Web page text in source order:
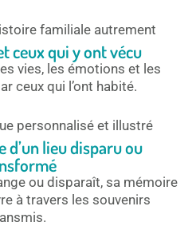
ceux qui y ont vécu
vies, les émotions et les
ceux qui l’ont habité.
d’un lieu disparu ou
ou disparaît, sa mémoire
à travers les souvenirs